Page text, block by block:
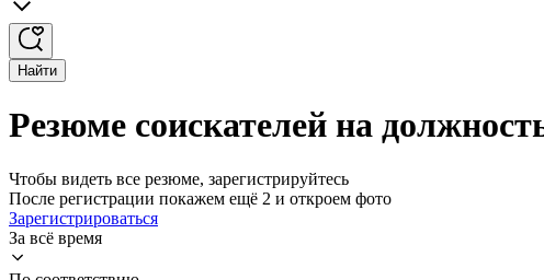
Найти
Резюме соискателей на
Чтобы видеть все резюме, зарегистрируйтесь
После регистрации покажем ещё 2 и откроем фото
Зарегистрироваться
За всё время